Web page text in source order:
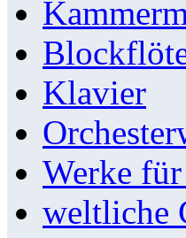
Klavier
Werke
weltliche